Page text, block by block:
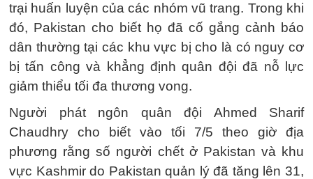
trại huấn luyện của các nhóm vũ trang. Trong khi
đó, Pakistan cho biết họ đã cố gắng cảnh báo
dân thường tại các khu vực bị cho là có nguy cơ
bị tấn công và khẳng định quân đội đã nỗ lực
giảm thiểu tối đa thương vong.
Người phát ngôn quân đội Ahmed Sharif
Chaudhry cho biết vào tối 7/5 theo giờ địa
phương rằng số người chết ở Pakistan và khu
vực Kashmir do Pakistan quản lý đã tăng lên 31,